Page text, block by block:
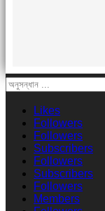
Likes
Followers
Followers
Subscribers
Followers
Subscribers
Followers
Members